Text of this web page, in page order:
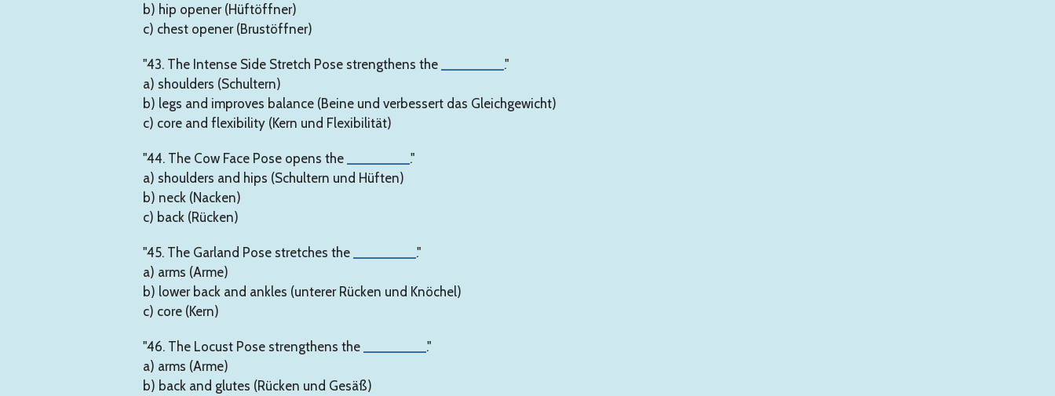
b) hip opener (Hüftöffner)
c) chest opener (Brustöffner)
"43. The Intense Side Stretch Pose strengthens the
."
a) shoulders (Schultern)
b) legs and improves balance (Beine und verbessert das Gleichgewicht)
c) core and flexibility (Kern und Flexibilität)
"44. The Cow Face Pose opens the
."
a) shoulders and hips (Schultern und Hüften)
b) neck (Nacken)
c) back (Rücken)
"45. The Garland Pose stretches the
."
a) arms (Arme)
b) lower back and ankles (unterer Rücken und Knöchel)
c) core (Kern)
"46. The Locust Pose strengthens the
."
a) arms (Arme)
b) back and glutes (Rücken und Gesäß)